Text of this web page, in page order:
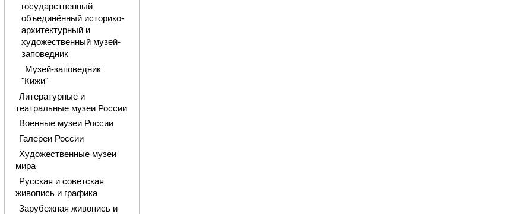
государственный
объединённый историко-
архитектурный и
художественный музей-
заповедник
Музей-заповедник
"Кижи"
Литературные и
театральные музеи России
Военные музеи России
Галереи России
Художественные музеи
мира
Русская и советская
живопись и графика
Зарубежная живопись и